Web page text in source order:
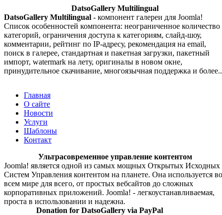
DatsoGallery Multilingual
DatsoGallery Multilingual - компонент галереи для Joomla!
Список особенностей компонента: неограниченное количество
категорий, ограничения доступа к категориям, слайд-шоу,
комментарии, рейтинг по IP-адресу, рекомендация на email,
поиск в галерее, стандартная и пакетная загрузки, пакетный
импорт, watermark на лету, оригиналы в новом окне,
принудительное скачивание, многоязычная поддержка и
Главная
О сайте
Новости
Услуги
Шаблоны
Контакт
Ультрасовременное управление контентом
Joomla! является одной из самых мощных Открытых Исходных
Систем Управления контентом на планете. Она используется во
всем мире для всего, от простых вебсайтов до сложных
корпоративных приложений. Joomla! - легкоустанавливаемая,
проста в использовании и надежна.
Donation for DatsoGallery via PayPal